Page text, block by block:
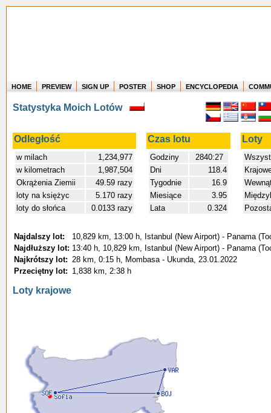
Where in the world have you flown?
How long have you been in the air?
Create your own FlightMemory and see!
HOME PREVIEW SIGN UP POSTER SHOP ENCYCLOPEDIA
Statystyka Moich Lotów
Odległość Czas lotu Loty
w milach
1,234,977
w kilometrach
1,987,504
Okrążenia Ziemii
49.59 razy
loty na księżyc
5.170 razy
loty do słońca
0.0133 razy
Godziny
2840:27
Dni
118.4
Tygodnie
16.9
Miesiące
3.95
Lata
0.324
Najdalszy lot:
10,829 km, 13:00 h, Istanbul (New Airport) - Panama
Najdłuższy lot: 13:40 h, 10,829 km, Istanbul (New Airport) - Panama
Najkrótszy lot: 28 km, 0:15 h, Mombasa - Ukunda, 23.01.2022
Przeciętny lot: 1,838 km, 2:38 h
Loty krajowe